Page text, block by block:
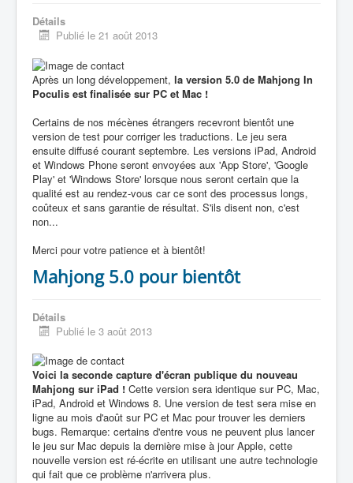
Détails
Publié le 21 août 2013
Après un long développement, la version 5.0 de Mahjong In
Poculis est finalisée sur PC et Mac !
Certains de nos mécènes étrangers recevront bientôt une
version de test pour corriger les traductions. Le jeu sera
ensuite diffusé courant septembre. Les versions iPad, Android
et Windows Phone seront envoyées aux 'App Store', 'Google
Play' et 'Windows Store' lorsque nous seront certain que la
qualité est au rendez-vous car ce sont des processus longs,
coûteux et sans garantie de résultat. S'ils disent non, c'est
non...
Merci pour votre patience et à bientôt!
Mahjong 5.0 pour bientôt
Détails
Publié le 3 août 2013
Voici la seconde capture d'écran publique du nouveau
Mahjong sur iPad ! Cette version sera identique sur PC, Mac,
iPad, Android et Windows 8. Une version de test sera mise en
ligne au mois d'août sur PC et Mac pour trouver les derniers
bugs. Remarque: certains d'entre vous ne peuvent plus lancer
le jeu sur Mac depuis la dernière mise à jour Apple, cette
nouvelle version est ré-écrite en utilisant une autre technologie
qui fait que ce problème n'arrivera plus.